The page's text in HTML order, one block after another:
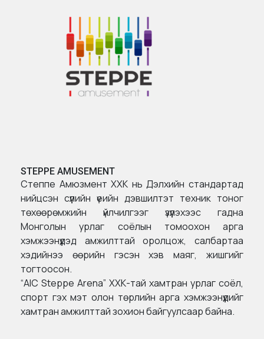
STEPPE AMUSEMENT
Степпе Амюзмент ХХК нь Дэлхийн стандартад
нийцсэн сүүлийн үеийн дэвшилтэт техник тоног
төхөөрөмжийн үйлчилгээг үзүүлэхээс гадна
Монголын урлаг соёлын томоохон арга
хэмжээнүүдэд амжилттай оролцож, салбартаа
хэдийнээ өөрийн гэсэн хэв маяг, жишгийг
тогтоосон.
“AIC Steppe Arena” ХХК-тай хамтран урлаг соёл,
спорт гэх мэт олон төрлийн арга хэмжээнүүдийг
хамтран амжилттай зохион байгуулсаар байна.